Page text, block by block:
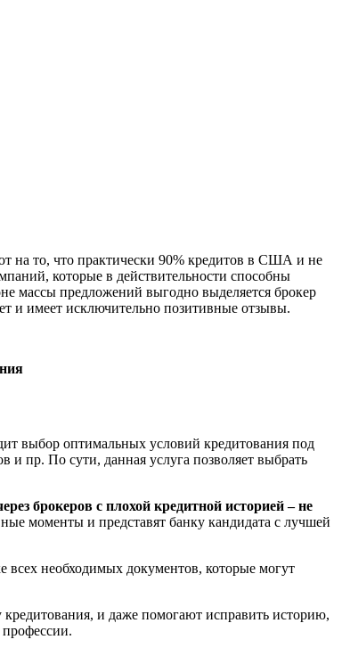
на то, что практически 90% кредитов в США и не
которые в действительности способны
массы предложений выгодно выделяется брокер
и имеет исключительно позитивные отзывы.
выбор оптимальных условий кредитования под
пр. По сути, данная услуга позволяет выбрать
брокеров с плохой кредитной историей – не
моменты и представят банку кандидата с лучшей
необходимых документов, которые могут
и даже помогают исправить историю,